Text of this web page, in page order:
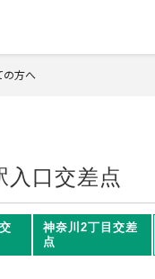
の方へ
入口交差点
神奈川2丁目交差
点